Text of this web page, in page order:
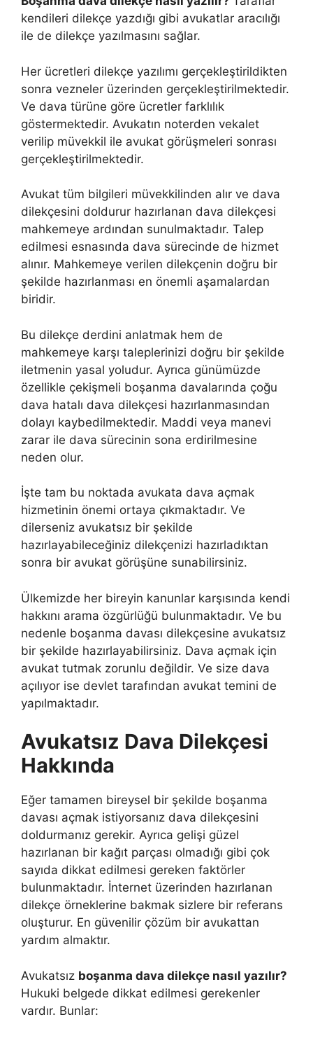
kendileri dilekçe yazdığı gibi avukatlar aracılığı
ile de dilekçe yazılmasını sağlar.
Her ücretleri dilekçe yazılımı gerçekleştirildikten
sonra vezneler üzerinden gerçekleştirilmektedir.
Ve dava türüne göre ücretler farklılık
göstermektedir. Avukatın noterden vekalet
verilip müvekkil ile avukat görüşmeleri sonrası
gerçekleştirilmektedir.
Avukat tüm bilgileri müvekkilinden alır ve dava
dilekçesini doldurur hazırlanan dava dilekçesi
mahkemeye ardından sunulmaktadır. Talep
edilmesi esnasında dava sürecinde de hizmet
alınır. Mahkemeye verilen dilekçenin doğru bir
şekilde hazırlanması en önemli aşamalardan
biridir.
Bu dilekçe derdini anlatmak hem de
mahkemeye karşı taleplerinizi doğru bir şekilde
iletmenin yasal yoludur. Ayrıca günümüzde
özellikle çekişmeli boşanma davalarında çoğu
dava hatalı dava dilekçesi hazırlanmasından
dolayı kaybedilmektedir. Maddi veya manevi
zarar ile dava sürecinin sona erdirilmesine
neden olur.
İşte tam bu noktada avukata dava açmak
hizmetinin önemi ortaya çıkmaktadır. Ve
dilerseniz avukatsız bir şekilde
hazırlayabileceğiniz dilekçenizi hazırladıktan
sonra bir avukat görüşüne sunabilirsiniz.
Ülkemizde her bireyin kanunlar karşısında kendi
hakkını arama özgürlüğü bulunmaktadır. Ve bu
nedenle boşanma davası dilekçesine avukatsız
bir şekilde hazırlayabilirsiniz. Dava açmak için
avukat tutmak zorunlu değildir. Ve size dava
açılıyor ise devlet tarafından avukat temini de
yapılmaktadır.
Avukatsız Dava Dilekçesi
Hakkında
Eğer tamamen bireysel bir şekilde boşanma
davası açmak istiyorsanız dava dilekçesini
doldurmanız gerekir. Ayrıca gelişi güzel
hazırlanan bir kağıt parçası olmadığı gibi çok
sayıda dikkat edilmesi gereken faktörler
bulunmaktadır. İnternet üzerinden hazırlanan
dilekçe örneklerine bakmak sizlere bir referans
oluşturur. En güvenilir çözüm bir avukattan
yardım almaktır.
Avukatsız boşanma dava dilekçe nasıl yazılır?
Hukuki belgede dikkat edilmesi gerekenler
vardır. Bunlar: